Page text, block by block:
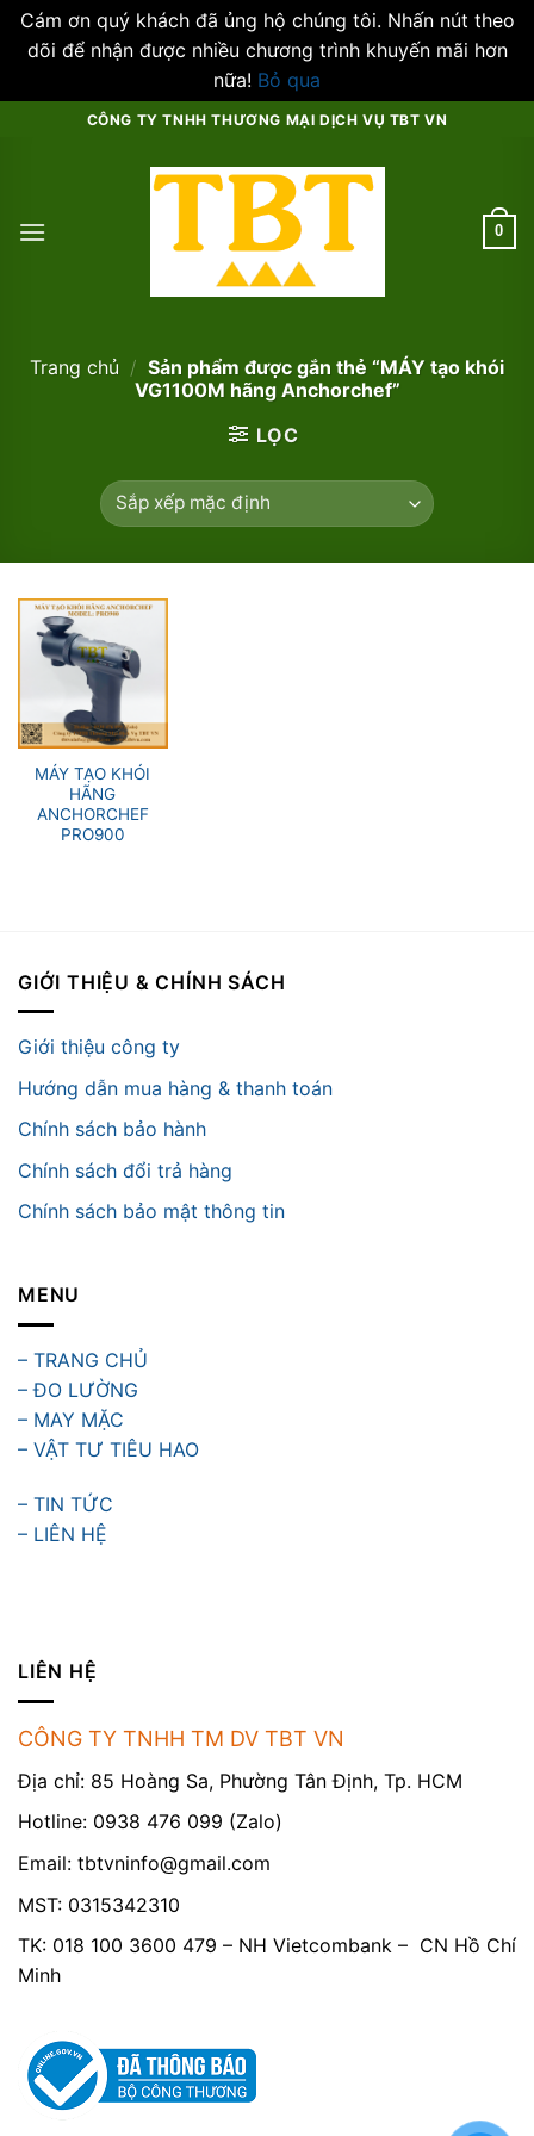
Cám ơn quý khách đã ủng hộ chúng tôi. Nhấn nút theo
dõi để nhận được nhiều chương trình khuyến mãi hơn
nữa! Bỏ qua
CÔNG TY TNHH THƯƠNG MẠI DỊCH VỤ TBT VN
0
Trang chủ / Sản phẩm được gắn thẻ “MÁY tạo khói
VG1100M hãng Anchorchef”
LỌC
MÁY TẠO KHÓI
HÃNG
ANCHORCHEF
PRO900
GIỚI THIỆU & CHÍNH SÁCH
Giới thiệu công ty
Hướng dẫn mua hàng & thanh toán
Chính sách bảo hành
Chính sách đổi trả hàng
Chính sách bảo mật thông tin
MENU
– TRANG CHỦ
– ĐO LƯỜNG
– MAY MẶC
– VẬT TƯ TIÊU HAO
– TIN TỨC
– LIÊN HỆ
LIÊN HỆ
CÔNG TY TNHH TM DV TBT VN
Địa chỉ: 85 Hoàng Sa, Phường Tân Định, Tp. HCM
Hotline: 0938 476 099 (Zalo)
Email: tbtvninfo@gmail.com
MST: 0315342310
TK: 018 100 3600 479 – NH Vietcombank – CN Hồ Chí
Minh